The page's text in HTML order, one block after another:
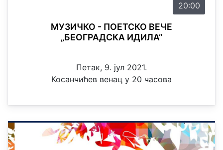
20:00
МУЗИЧКО - ПОЕТСКО ВЕЧЕ
„БЕОГРАДСКА ИДИЛА“
Петак, 9. јул 2021.
Косанчићев венац у 20 часова